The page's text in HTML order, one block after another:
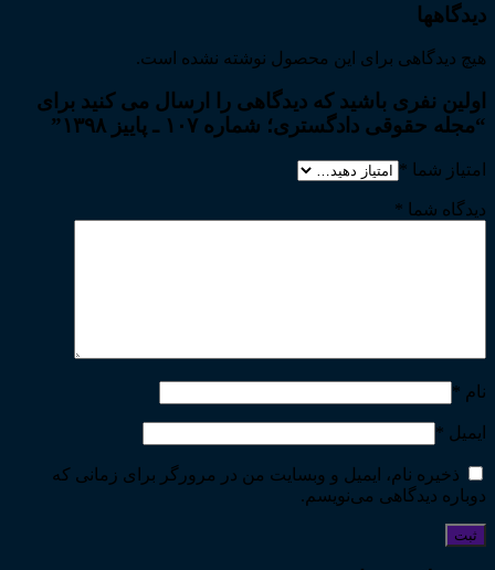
دیدگاهها
هیچ دیدگاهی برای این محصول نوشته نشده است.
اولین نفری باشید که دیدگاهی را ارسال می کنید برای
“مجله حقوقی دادگستری؛ شماره ۱۰۷ ـ پاییز ۱۳۹۸”
امتیاز شما *
دیدگاه شما *
نام *
ایمیل *
ذخیره نام، ایمیل و وبسایت من در مرورگر برای زمانی که
دوباره دیدگاهی می‌نویسم.